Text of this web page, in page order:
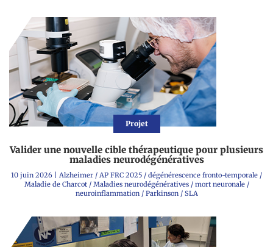
Projet
Valider une nouvelle cible thérapeutique pour plusieurs
maladies neurodégénératives
10 juin 2026 | Alzheimer / AP FRC 2025 / dégénérescence fronto-temporale /
Maladie de Charcot/ Maladies neurodégénératives/ mort neuronale/
neuroinflammation/ Parkinson/ SLA